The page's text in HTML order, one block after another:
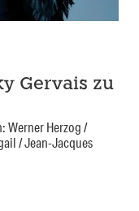
Gervais zu
Werner Herzog /
/ Jean-Jacques